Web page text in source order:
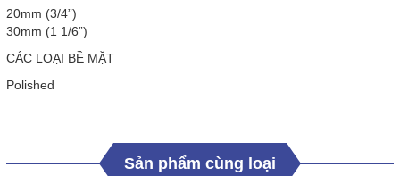
20mm (3/4”)
30mm (1 1/6”)
CÁC LOẠI BỀ MẶT
Polished
Sản phẩm cùng loại